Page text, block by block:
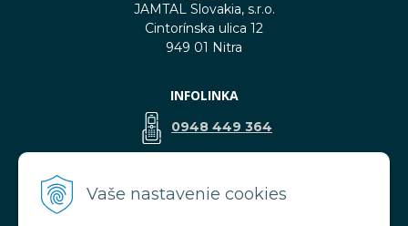
Vaše nastavenie cookies
JAMTAL Slovakia, s.r.o.
Cintorínska ulica 12
949 01 Nitra
INFOLINKA
0948 449 364